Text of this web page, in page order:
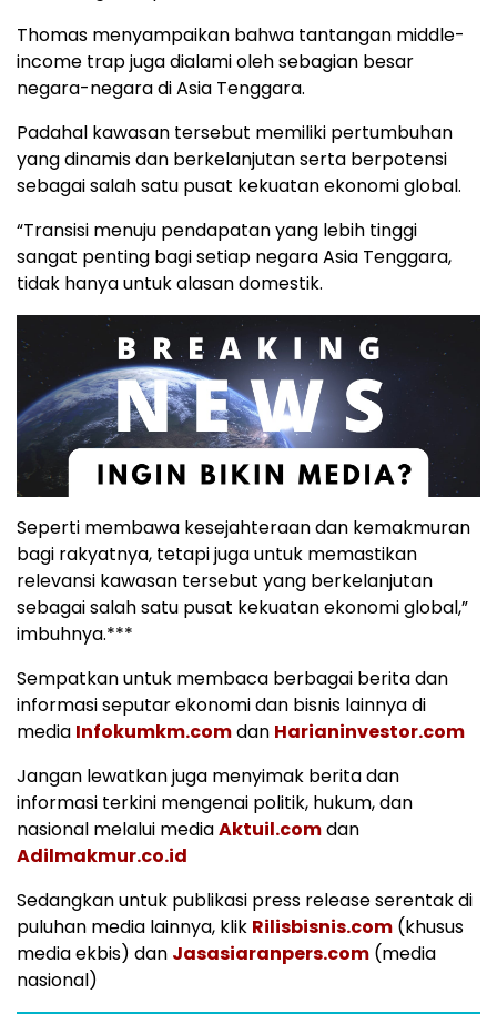
Thomas menyampaikan bahwa tantangan middle-
income trap juga dialami oleh sebagian besar
negara-negara di Asia Tenggara.
Padahal kawasan tersebut memiliki pertumbuhan
yang dinamis dan berkelanjutan serta berpotensi
sebagai salah satu pusat kekuatan ekonomi global.
“Transisi menuju pendapatan yang lebih tinggi
sangat penting bagi setiap negara Asia Tenggara,
tidak hanya untuk alasan domestik.
Seperti membawa kesejahteraan dan kemakmuran
bagi rakyatnya, tetapi juga untuk memastikan
relevansi kawasan tersebut yang berkelanjutan
sebagai salah satu pusat kekuatan ekonomi global,”
imbuhnya.***
Sempatkan untuk membaca berbagai berita dan
informasi seputar ekonomi dan bisnis lainnya di
media Infokumkm.comdan Harianinvestor.com
Jangan lewatkan juga menyimak berita dan
informasi terkini mengenai politik, hukum, dan
nasional melalui mediaAktuil.comdan
Adilmakmur.co.id
Sedangkan untuk publikasi press release serentak di
puluhan media lainnya, klik Rilisbisnis.com (khusus
media ekbis) dan Jasasiaranpers.com (media
nasional)